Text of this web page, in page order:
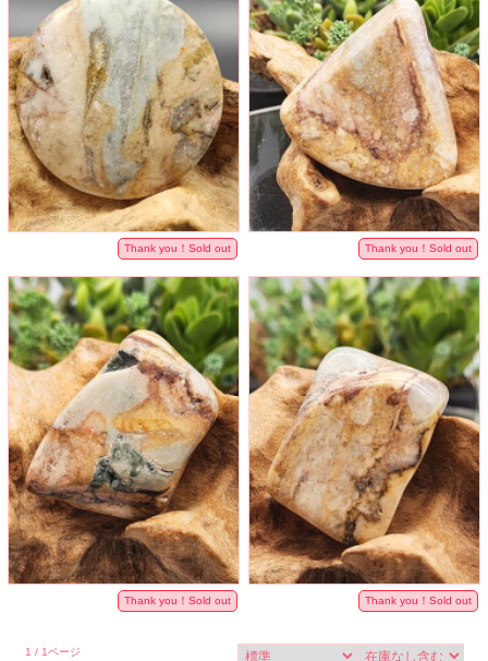
Thank you！Sold out Thank you！Sold out
Thank you！Sold out Thank you！Sold out
1 / 1ページ